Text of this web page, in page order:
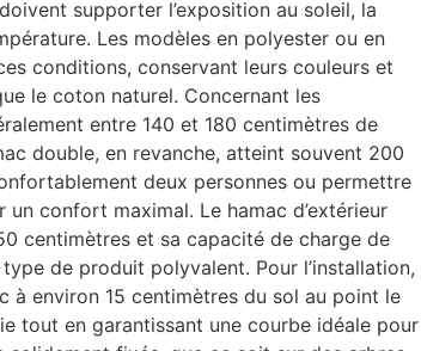
supporter l’exposition au soleil, la
Les modèles en polyester ou en
conditions, conservant leurs couleurs et
le coton naturel. Concernant les
entre 140 et 180 centimètres de
double, en revanche, atteint souvent 200
deux personnes ou permettre
un confort maximal. Le hamac d’extérieur
centimètres et sa capacité de charge de
de produit polyvalent. Pour l’installation,
à environ 15 centimètres du sol au point le
tout en garantissant une courbe idéale pour